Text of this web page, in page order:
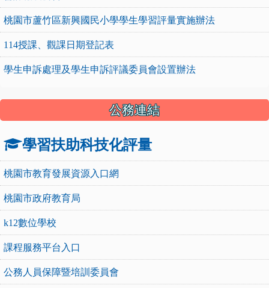
桃園市蘆竹區新興國民小學學生學習評量實施辦法
114授課、觀課日期登記表
學生申訴處理及學生申訴評議委員會設置辦法
公務連結
學習扶助科技化評量
桃園市教育發展資源入口網
桃園市政府教育局
k12數位學校
課程服務平台入口
公務人員保障暨培訓委員會